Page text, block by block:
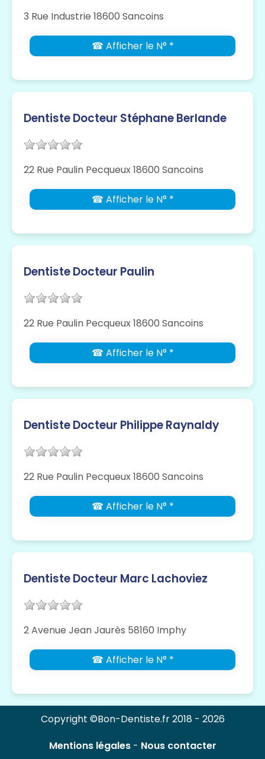
3 Rue Industrie 18600 Sancoins
☎ Afficher le N° *
Dentiste Docteur Stéphane Berlande
22 Rue Paulin Pecqueux 18600 Sancoins
☎ Afficher le N° *
Dentiste Docteur Paulin
22 Rue Paulin Pecqueux 18600 Sancoins
☎ Afficher le N° *
Dentiste Docteur Philippe Raynaldy
22 Rue Paulin Pecqueux 18600 Sancoins
☎ Afficher le N° *
Dentiste Docteur Marc Lachoviez
2 Avenue Jean Jaurès 58160 Imphy
☎ Afficher le N° *
Copyright ©Bon-Dentiste.fr 2018 - 2026
Mentions légales- Nous contacter